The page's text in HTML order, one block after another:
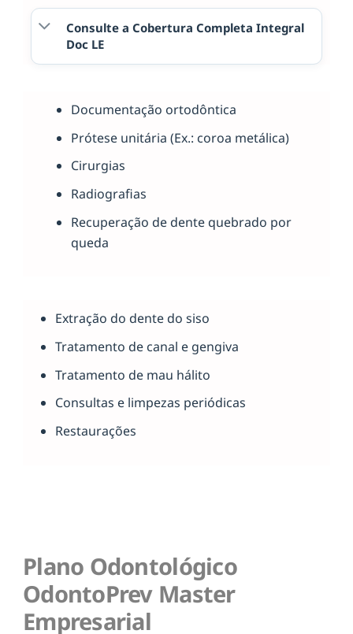
Consulte a Cobertura Completa Integral
Doc LE
Documentação ortodôntica
Prótese unitária (Ex.: coroa metálica)
Cirurgias
Radiografias
Recuperação de dente quebrado por
queda
Extração do dente do siso
Tratamento de canal e gengiva
Tratamento de mau hálito
Consultas e limpezas periódicas
Restaurações
Plano Odontológico
OdontoPrev Master
Empresarial